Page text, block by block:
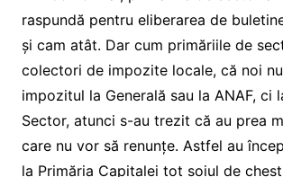
raspundă pentru eliberarea de
și cam atât. Dar cum primăriile de
colectori de impozite locale, că noi
impozitul la Generală sau la ANAF, ci
Sector, atunci s-au trezit că au prea
care nu vor să renunțe. Astfel au
la Primăria Capitalei tot soiul de